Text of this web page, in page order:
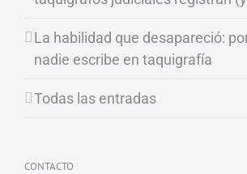
La habilidad que desapareció:
nadie escribe en taquigrafía
Todas las entradas
CONTACTO